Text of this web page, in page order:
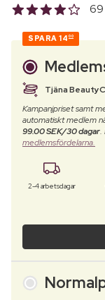
69
SPARA 14 00
Tjäna
Kampanjpriset samt
automatiskt medlem
99.00 SEK/30 dagar.
medlemsfördelarna.
2-4 arbetsdagar